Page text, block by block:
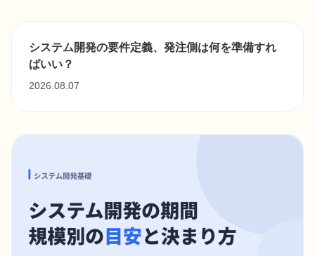
システム開発の要件定義、発注側は何を準備すれ
ばいい？
2026.08.07